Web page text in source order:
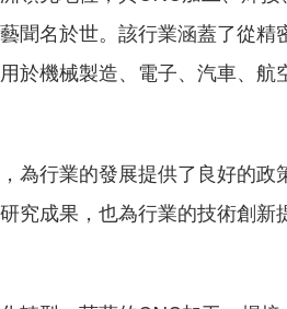
聞名於世。該行業涵蓋了從精
於機械製造、電子、汽車、航
為行業的發展提供了良好的政
究成果，也為行業的技術創新